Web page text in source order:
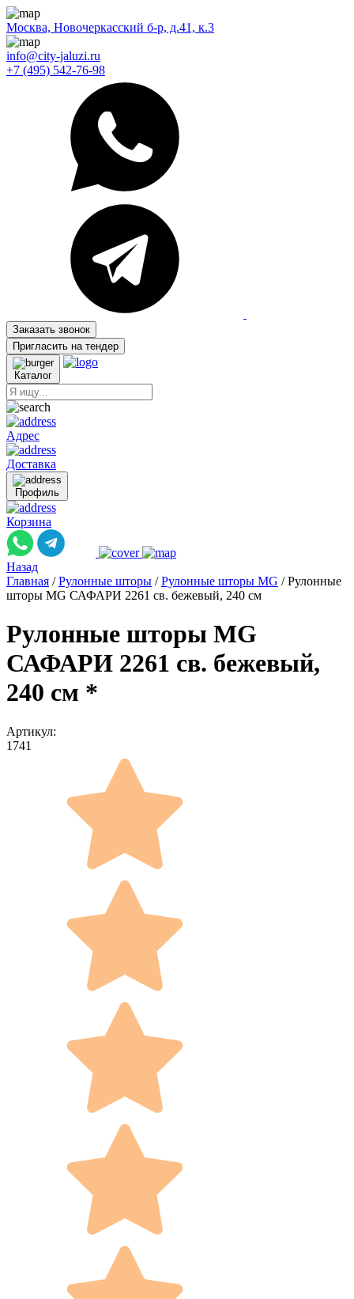
Москва, Новочеркасский б-р, д.41, к.3
info@city-jaluzi.ru
+7 (495) 542-76-98
Заказать звонок
Пригласить на тендер
Каталог
Адрес
Доставка
Профиль
Корзина
Назад
Главная / Рулонные шторы / Рулонные шторы MG / Рулонные
шторы MG САФАРИ 2261 св. бежевый, 240 см
Рулонные шторы MG
САФАРИ 2261 св. бежевый,
240 см *
Артикул:
1741